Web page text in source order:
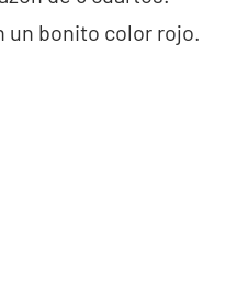
bonito color rojo.